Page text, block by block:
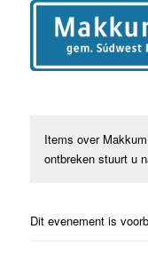
Items over
ontbreken stuurt u
Dit evenement is